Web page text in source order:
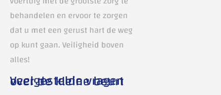
behandelen en ervoor te zorgen
dat u met een gerust hart de weg
op kunt gaan. Veiligheid boven
alles!
Veelgestelde vragen over de kleine beurt